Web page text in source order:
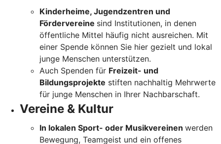
Kinderheime, Jugendzentren und
Fördervereine sind Institutionen, in denen
öffentliche Mittel häufig nicht ausreichen. Mit
einer Spende können Sie hier gezielt und lokal
junge Menschen unterstützen.
Auch Spenden für Freizeit- und
Bildungsprojekte stiften nachhaltig Mehrwerte
für junge Menschen in Ihrer Nachbarschaft.
Vereine & Kultur
In lokalen Sport- oder Musikvereinen werden
Bewegung, Teamgeist und ein offenes